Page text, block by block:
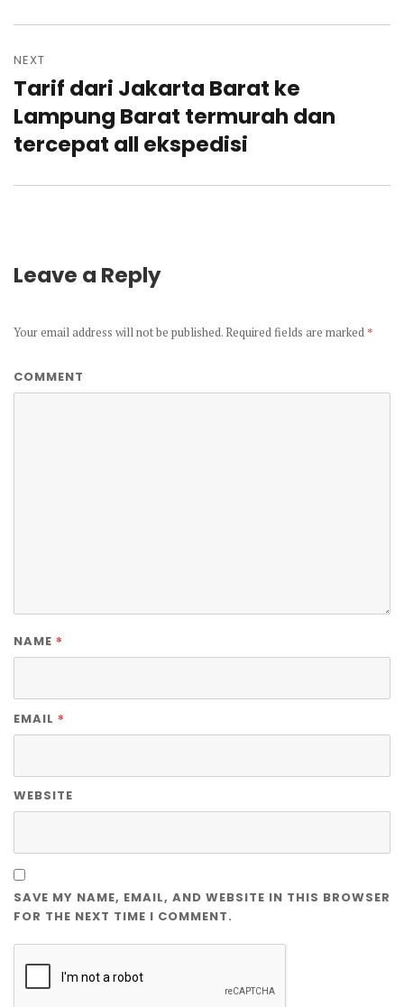
NEXT
Next
post:
Tarif dari Jakarta Barat ke
Lampung Barat termurah dan
tercepat all ekspedisi
Leave a Reply
Your email address will not be published. Required fields are marked *
COMMENT
NAME *
EMAIL *
WEBSITE
SAVE MY NAME, EMAIL, AND WEBSITE IN THIS BROWSER
FOR THE NEXT TIME I COMMENT.